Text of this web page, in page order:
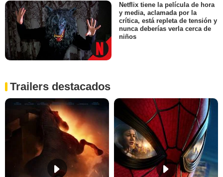
Netflix tiene la película de hora
y media, aclamada por la
crítica, está repleta de tensión y
nunca deberías verla cerca de
niños
Trailers destacados